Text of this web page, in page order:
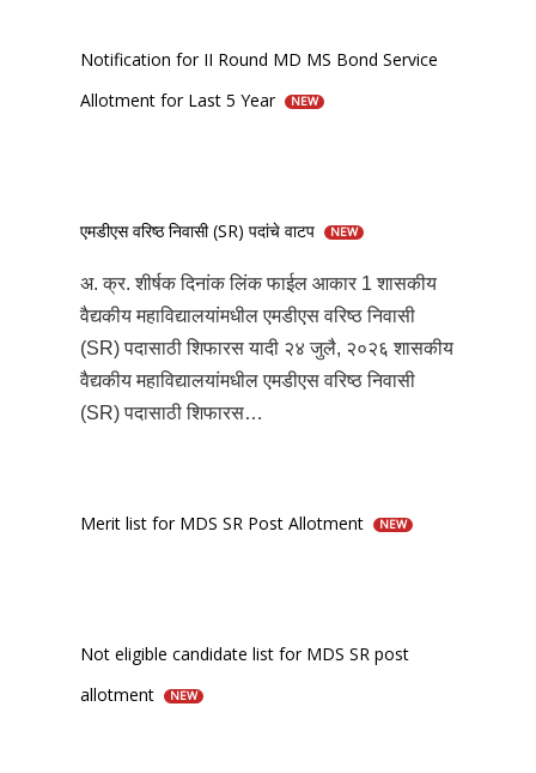
Notification for II Round MD MS Bond Service
Allotment for Last 5 Year
NEW
एमडीएस वरिष्ठ निवासी (SR) पदांचे वाटप NEW
अ. क्र. शीर्षक दिनांक लिंक फाईल आकार 1 शासकीय
वैद्यकीय महाविद्यालयांमधील एमडीएस वरिष्ठ निवासी
(SR) पदासाठी शिफारस यादी २४ जुलै, २०२६ शासकीय
वैद्यकीय महाविद्यालयांमधील एमडीएस वरिष्ठ निवासी
(SR) पदासाठी शिफारस…
Merit list for MDS SR Post Allotment NEW
Not eligible candidate list for MDS SR post
allotment
NEW